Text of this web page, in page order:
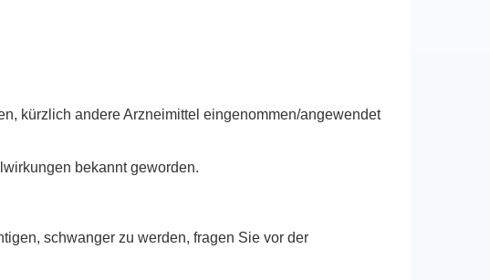
kürzlich andere Arzneimittel eingenommen/angewendet
bekannt geworden.
schwanger zu werden, fragen Sie vor der